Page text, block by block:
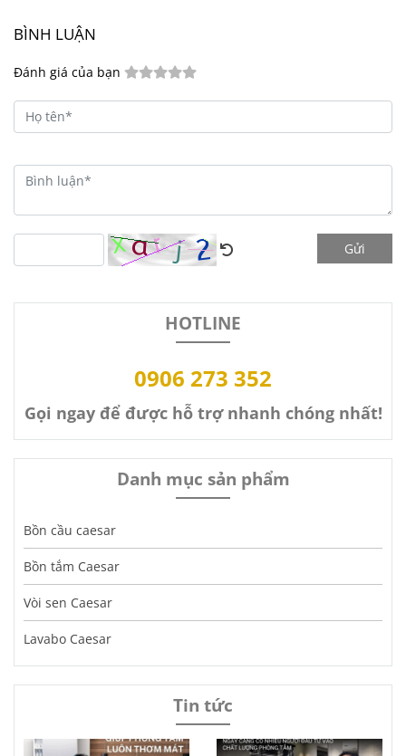
BÌNH LUẬN
Đánh giá của bạn
Gửi
HOTLINE
0906 273 352
Gọi ngay để được hỗ trợ nhanh chóng nhất!
Danh mục sản phẩm
Bồn cầu caesar
Bồn tắm Caesar
Vòi sen Caesar
Lavabo Caesar
Tin tức